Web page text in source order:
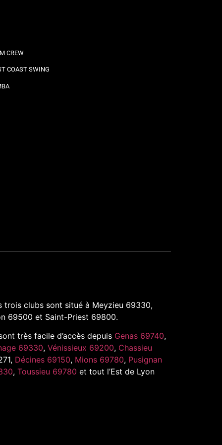
CREW
COAST SWING
trois clubs sont situé à Meyzieu 69330,
69500 et Saint-Priest 69800.
très facile d’accès depuis Genas 69740,
69330, Vénissieux 69200, Chassieu
Décines 69150, Mions 69780, Pusignan
, Toussieu 69780 et tout l’Est de Lyon